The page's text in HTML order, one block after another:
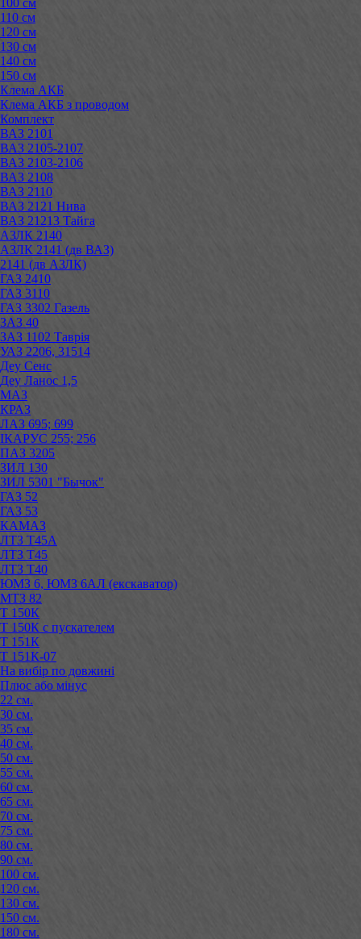
110 см
120 см
130 см
140 см
150 см
Клема АКБ
Клема АКБ з проводом
Комплект
ВАЗ 2101
ВАЗ 2105-2107
ВАЗ 2103-2106
ВАЗ 2108
ВАЗ 2110
ВАЗ 2121 Нива
ВАЗ 21213 Тайга
АЗЛК 2140
АЗЛК 2141 (дв ВАЗ)
2141 (дв АЗЛК)
ГАЗ 2410
ГАЗ 3110
ГАЗ 3302 Газель
ЗАЗ 40
ЗАЗ 1102 Таврія
УАЗ 2206, 31514
Деу Сенс
Деу Ланос 1,5
МАЗ
КРАЗ
ЛАЗ 695; 699
ІКАРУС 255; 256
ПАЗ 3205
ЗИЛ 130
ЗИЛ 5301 "Бычок"
ГАЗ 52
ГАЗ 53
КАМАЗ
ЛТЗ Т45А
ЛТЗ Т45
ЛТЗ Т40
ЮМЗ 6, ЮМЗ 6АЛ (екскаватор)
МТЗ 82
Т 150К
Т 150К с пускателем
Т 151К
Т 151К-07
На вибір по довжині
Плюс або мінус
22 см.
30 см.
35 см.
40 см.
50 см.
55 см.
60 см.
65 см.
70 см.
75 см.
80 см.
90 см.
100 см.
120 см.
130 см.
150 см.
180 см.